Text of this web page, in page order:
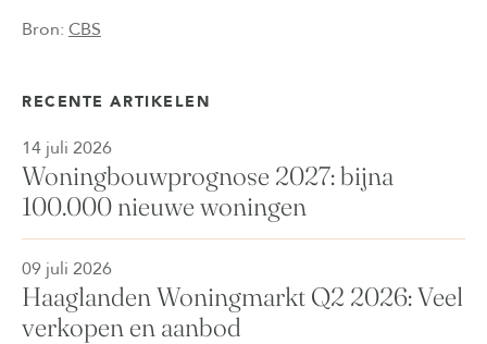
Bron: CBS
RECENTE ARTIKELEN
14 juli 2026
Woningbouwprognose 2027: bijna
100.000 nieuwe woningen
09 juli 2026
Haaglanden Woningmarkt Q2 2026: Veel
verkopen en aanbod